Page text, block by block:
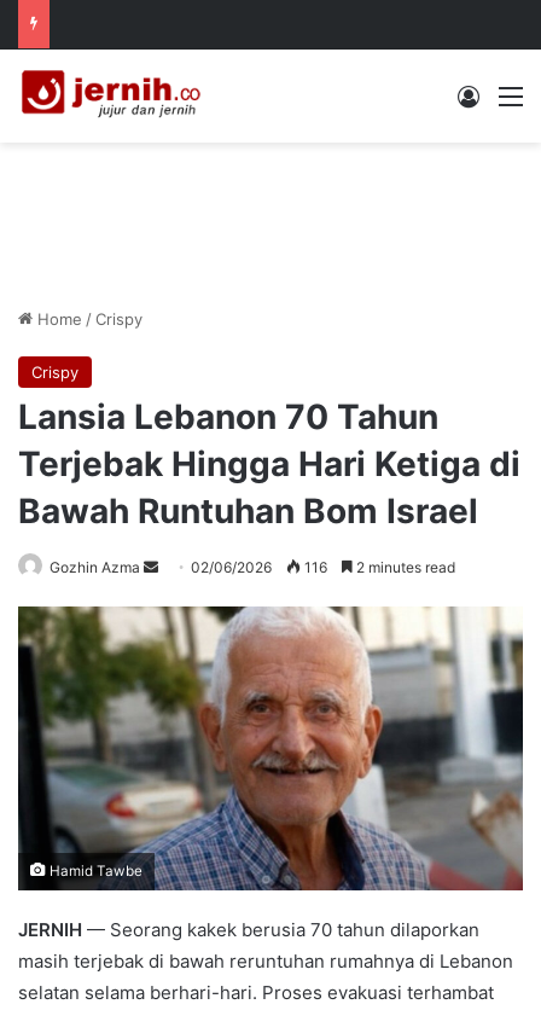
Log In
Home /Crispy
Crispy
Lansia Lebanon 70 Tahun
Terjebak Hingga Hari Ketiga di
Bawah Runtuhan Bom Israel
Gozhin Azma
Send
email
02/06/2026 116 2 minutes read
Hamid Tawbe
JERNIH — Seorang kakek berusia 70 tahun dilaporkan
masih terjebak di bawah reruntuhan rumahnya di Lebanon
selatan selama berhari-hari. Proses evakuasi terhambat